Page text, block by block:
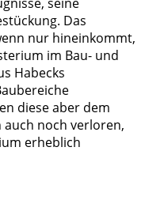
Das
nur hineinkommt,
im Bau- und
Habecks
diese aber dem
noch verloren,
erheblich